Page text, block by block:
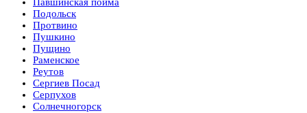
Подольск
Протвино
Пушкино
Пущино
Раменское
Реутов
Сергиев Посад
Серпухов
Солнечногорск